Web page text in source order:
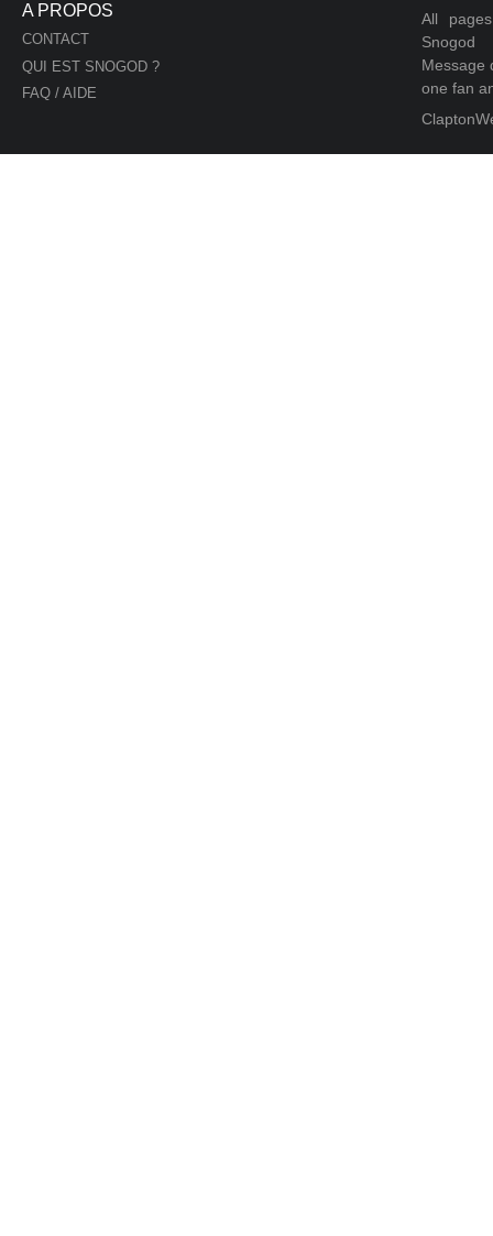
A PROPOS
CONTACT
QUI EST SNOGOD ?
FAQ / AIDE
All
Snogod
Message
one fan